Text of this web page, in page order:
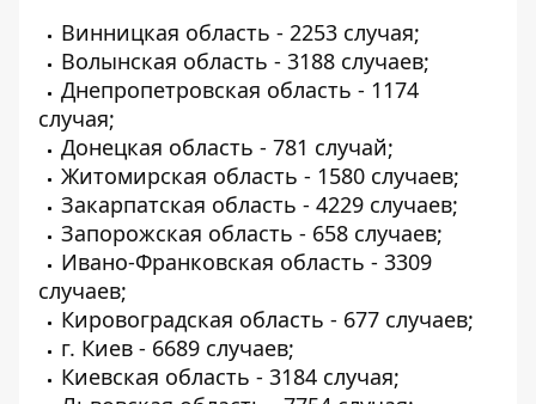
Винницкая область - 2253 случая;
Волынская область - 3188 случаев;
Днепропетровская область - 1174
случая;
Донецкая область - 781 случай;
Житомирская область - 1580 случаев;
Закарпатская область - 4229 случаев;
Запорожская область - 658 случаев;
Ивано-Франковская область - 3309
случаев;
Кировоградская область - 677 случаев;
г. Киев - 6689 случаев;
Киевская область - 3184 случая;